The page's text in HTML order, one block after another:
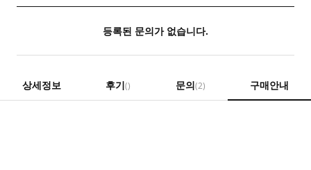
등록된 문의가 없습니다.
상세정보 후기() 문의(2) 구매안내